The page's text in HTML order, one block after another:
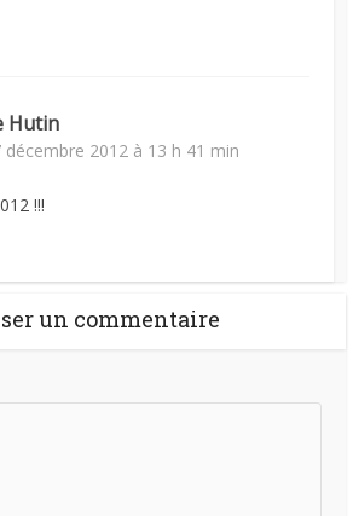
Hutin
décembre 2012 à 13 h 41 min
!!!
un commentaire